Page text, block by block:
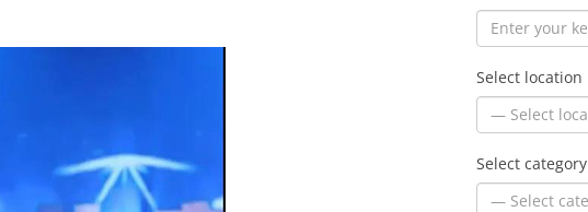
Select location
Select category